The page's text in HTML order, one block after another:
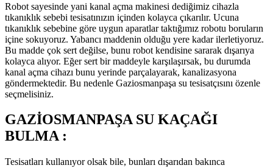
Robot sayesinde yani kanal açma makinesi dediğimiz cihazla
tıkanıklık sebebi tesisatınızın içinden kolayca çıkarılır. Ucuna
tıkanıklık sebebine göre uygun aparatlar taktığımız robotu boruların
içine sokuyoruz. Yabancı maddenin olduğu yere kadar ilerletiyoruz.
Bu madde çok sert değilse, bunu robot kendisine sararak dışarıya
kolayca alıyor. Eğer sert bir maddeyle karşılaşırsak, bu durumda
kanal açma cihazı bunu yerinde parçalayarak, kanalizasyona
göndermektedir. Bu nedenle Gaziosmanpaşa su tesisatçısını özenle
seçmelisiniz.
GAZİOSMANPAŞA SU KAÇAĞI
BULMA :
Tesisatları kullanıyor olsak bile, bunları dışarıdan bakınca